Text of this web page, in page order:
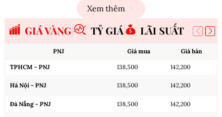
Xem thêm
GIÁ VÀNG TỶ GIÁ LÃI SUẤT
PNJ Giá mua Giá bán
TPHCM - PNJ 138,500 142,200
Hà Nội - PNJ 138,500 142,200
Đà Nẵng - PNJ 138,500 142,200